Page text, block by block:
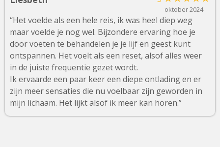
oktober 2024
“Het voelde als een hele reis, ik was heel diep weg
maar voelde je nog wel. Bijzondere ervaring hoe je
door voeten te behandelen je je lijf en geest kunt
ontspannen. Het voelt als een reset, alsof alles weer
in de juiste frequentie gezet wordt.
Ik ervaarde een paar keer een diepe ontlading en er
zijn meer sensaties die nu voelbaar zijn geworden in
mijn lichaam. Het lijkt alsof ik meer kan horen.”